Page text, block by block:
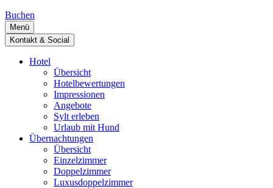
Buchen
Menü
Kontakt & Social
Hotel
Übersicht
Hotelbewertungen
Impressionen
Angebote
Sylt erleben
Urlaub mit Hund
Übernachtungen
Übersicht
Einzelzimmer
Doppelzimmer
Luxusdoppelzimmer